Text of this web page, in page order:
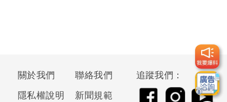
關於我們
聯絡我們
隱私權說明
新聞規範
追蹤我們：